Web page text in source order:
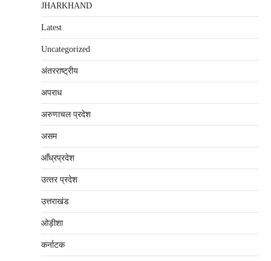
JHARKHAND
Latest
Uncategorized
अंतरराष्‍ट्रीय
अपराध
अरुणाचल प्रदेश
असम
आँध्रप्रदेश
उत्‍तर प्रदेश
उत्तराखंड
ओड़ीशा
कर्नाटक